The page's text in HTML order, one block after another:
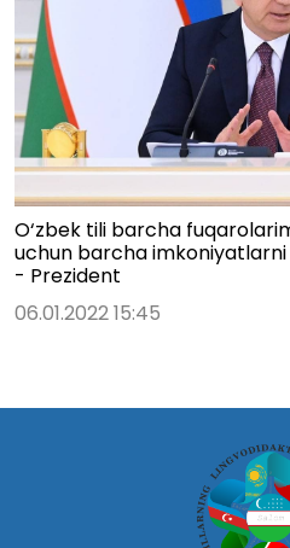
O‘zbek tili barcha
uchun barcha
- Prezident
06.01.2022 15:45